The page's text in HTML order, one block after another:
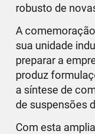
robusto de
A
sua unidade
preparar a
produz
a síntese de
de suspensões
Com esta